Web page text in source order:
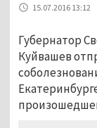
15.07.2016 13:12
Губернатор
Куйвашев